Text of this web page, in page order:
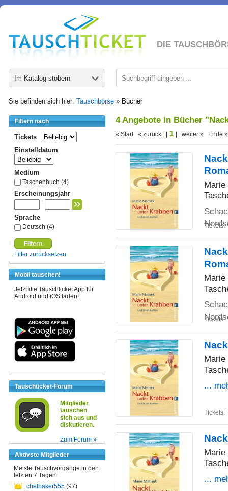
DIE
Im Katalog stöbern
Sie befinden sich hier: Tauschbörse » Bücher
Filtern nach
Tickets
Einstelldatum
Medium
Taschenbuch (4)
Erscheinungsjahr
-
Sprache
Deutsch (4)
Filtern
Filter zurücksetzen
Mobil tauschen!
Jetzt die Tauschticket App für
Android und iOS laden!
Tauschticket-Forum
Mitglieder
tauschen
sich aus und
diskutieren.
Zum Forum »
Aktivste Mitglieder
Meiste Tauschvorgänge in den
letzten 7 Tagen:
chetbaker555 (97)
4 Angebote in Bücher
« Start « zurück | 1 | weiter » Ende »
Tickets:
Tickets:
...
Tickets:
...